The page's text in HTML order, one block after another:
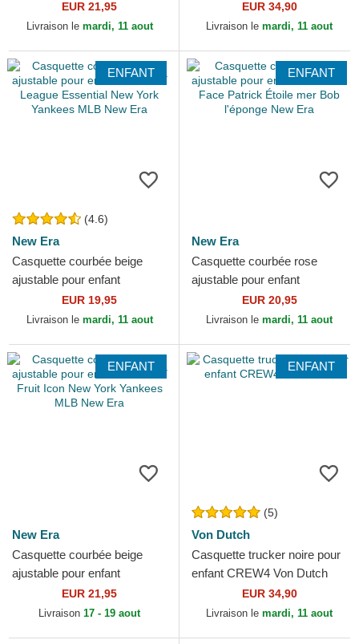
pour enfant avec logo noir
9FORTY League Essential...
EUR 21,95
Livraison le mardi, 11 aout
EUR 34,90
Livraison le mardi, 11 aout
ENFANT
(4.6)
New Era
Casquette courbée beige
ajustable pour enfant
9FORTY League Essential
New York Yankees MLB
EUR 19,95
Livraison le mardi, 11 aout
ENFANT
New Era
Casquette courbée rose
ajustable pour enfant
9FORTY Face Patrick Étoile
mer Bob l'éponge New Era
EUR 20,95
Livraison le mardi, 11 aout
ENFANT
New Era
Casquette courbée beige
ajustable pour enfant
9FORTY Fruit Icon New York
Yankees MLB New Era
EUR 21,95
Livraison 17 - 19 aout
ENFANT
(5)
Von Dutch
Casquette trucker noire pour
enfant CREW4 Von Dutch
EUR 34,90
Livraison le mardi, 11 aout